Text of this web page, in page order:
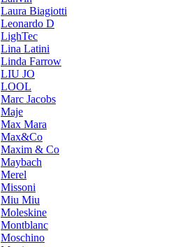
Laura Biagiotti
Leonardo D
LighTec
Lina Latini
Linda Farrow
LIU JO
LOOL
Marc Jacobs
Maje
Max Mara
Max&Co
Maxim & Co
Maybach
Merel
Missoni
Miu Miu
Moleskine
Montblanc
Moschino